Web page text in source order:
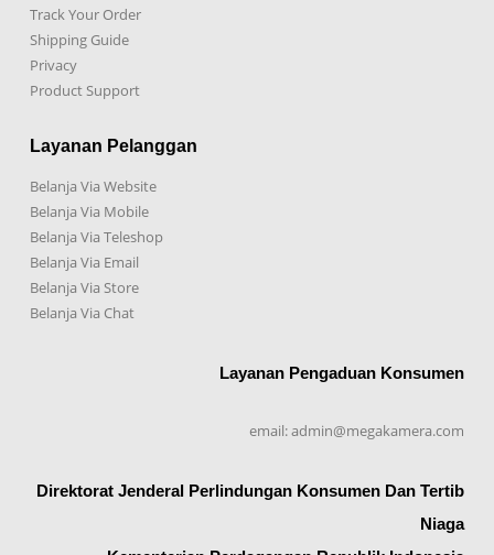
Track Your Order
Shipping Guide
Privacy
Product Support
Layanan Pelanggan
Belanja Via Website
Belanja Via Mobile
Belanja Via Teleshop
Belanja Via Email
Belanja Via Store
Belanja Via Chat
Layanan Pengaduan Konsumen
email: admin@megakamera.com
Direktorat Jenderal Perlindungan Konsumen Dan Tertib
Niaga